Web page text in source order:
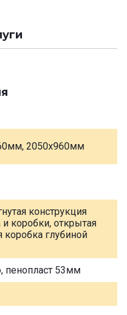
2050х960мм
конструкция
и коробки, открытая
коробка глубиной
пенопласт 53мм